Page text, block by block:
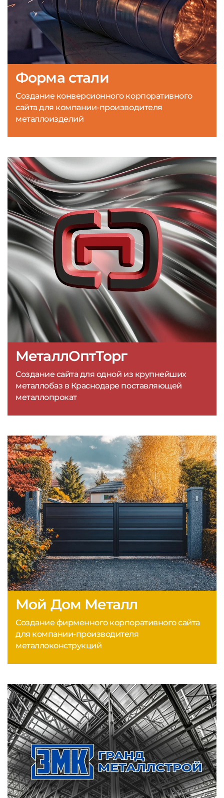
МеталлОптТорг
Создание сайта для одной из крупнейших
металлобаз в Краснодаре поставляющей
металлопрокат
Форма стали
Создание конверсионного корпоративного
сайта для компании-производителя
металлоизделий
Мой Дом Металл
Создание фирменного корпоративного сайта
для компании-производителя
металлоконструкций